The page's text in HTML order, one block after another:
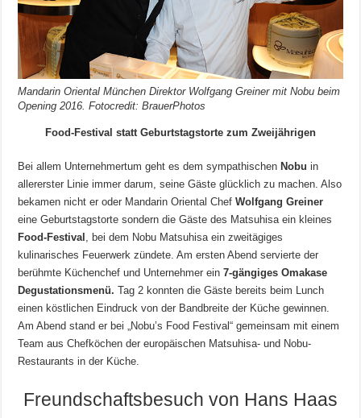
Mandarin Oriental München Direktor Wolfgang Greiner mit Nobu beim
Opening 2016. Fotocredit: BrauerPhotos
Food-Festival statt Geburtstagstorte zum Zweijährigen
Bei allem Unternehmertum geht es dem sympathischenNobu in
allererster Linie immer darum, seine Gäste glücklich zu machen. Also
bekamen nicht er oder Mandarin Oriental ChefWolfgang Greiner
eine Geburtstagstorte sondern die Gäste des Matsuhisa ein kleines
Food-Festival , bei dem Nobu Matsuhisa ein zweitägiges
kulinarisches Feuerwerk zündete. Am ersten Abend servierte der
berühmte Küchenchef und Unternehmer ein7-gängiges Omakase
Degustationsmenü. Tag 2 konnten die Gäste bereits beim Lunch
einen köstlichen Eindruck von der Bandbreite der Küche gewinnen.
Am Abend stand er bei „Nobu’s Food Festival“ gemeinsam mit einem
Team aus Chefköchen der europäischen Matsuhisa- und Nobu-
Restaurants in der Küche.
Freundschaftsbesuch von Hans Haas